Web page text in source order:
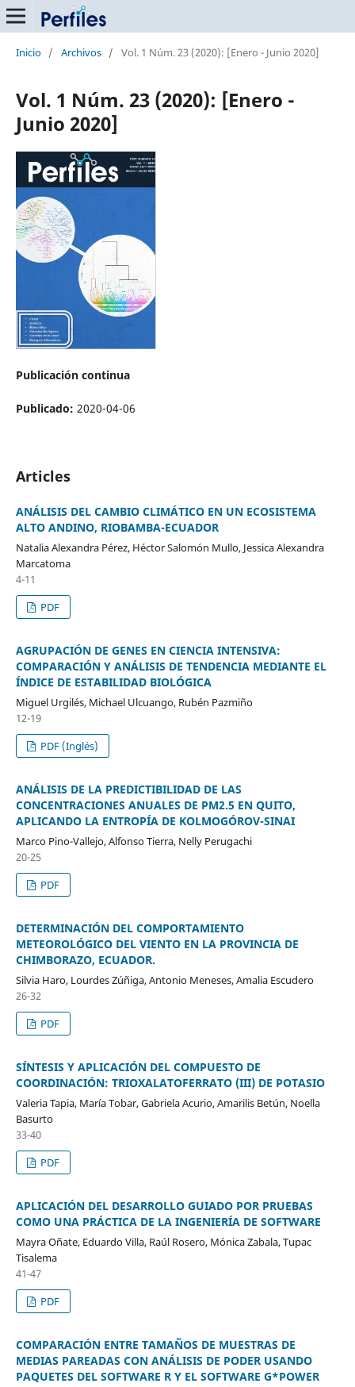
Inicio / Archivos / Vol. 1 Núm. 23 (2020): [Enero - Junio 2020]
Vol. 1 Núm. 23 (2020): [Enero -
Junio 2020]
Publicación continua
Publicado: 2020-04-06
Articles
ANÁLISIS DEL CAMBIO CLIMÁTICO EN UN ECOSISTEMA
ALTO ANDINO, RIOBAMBA-ECUADOR
Natalia Alexandra Pérez, Héctor Salomón Mullo, Jessica Alexandra
Marcatoma
4-11
PDF
AGRUPACIÓN DE GENES EN CIENCIA INTENSIVA:
COMPARACIÓN Y ANÁLISIS DE TENDENCIA MEDIANTE EL
ÍNDICE DE ESTABILIDAD BIOLÓGICA
Miguel Urgilés, Michael Ulcuango, Rubén Pazmiño
12-19
PDF (Inglés)
ANÁLISIS DE LA PREDICTIBILIDAD DE LAS
CONCENTRACIONES ANUALES DE PM2.5 EN QUITO,
APLICANDO LA ENTROPÍA DE KOLMOGÓROV-SINAI
Marco Pino-Vallejo, Alfonso Tierra, Nelly Perugachi
20-25
PDF
DETERMINACIÓN DEL COMPORTAMIENTO
METEOROLÓGICO DEL VIENTO EN LA PROVINCIA DE
CHIMBORAZO, ECUADOR.
Silvia Haro, Lourdes Zúñiga, Antonio Meneses, Amalia Escudero
26-32
PDF
SÍNTESIS Y APLICACIÓN DEL COMPUESTO DE
COORDINACIÓN: TRIOXALATOFERRATO (III) DE POTASIO
Valeria Tapia, María Tobar, Gabriela Acurio, Amarilis Betún, Noella
Basurto
33-40
PDF
APLICACIÓN DEL DESARROLLO GUIADO POR PRUEBAS
COMO UNA PRÁCTICA DE LA INGENIERÍA DE SOFTWARE
Mayra Oñate, Eduardo Villa, Raúl Rosero, Mónica Zabala, Tupac
Tisalema
41-47
PDF
COMPARACIÓN ENTRE TAMAÑOS DE MUESTRAS DE
MEDIAS PAREADAS CON ANÁLISIS DE PODER USANDO
PAQUETES DEL SOFTWARE R Y EL SOFTWARE G*POWER